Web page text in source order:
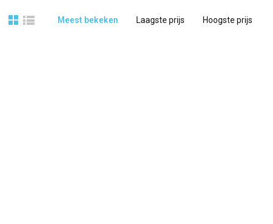
Meest bekeken Laagste prijs Hoogste prijs